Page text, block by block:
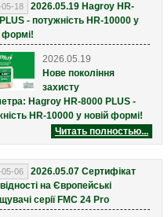
05-18
2026.05.19 Hagroy HR-
- потужність HR-10000 у
формі!
2026.05.19
Нове покоління
захисту
Hagroy HR-8000 PLUS -
HR-10000 у новій формі!
Читать полностью...
05-06
2026.05.07 Сертифікат
на Європейські
серії FMC 24 Pro